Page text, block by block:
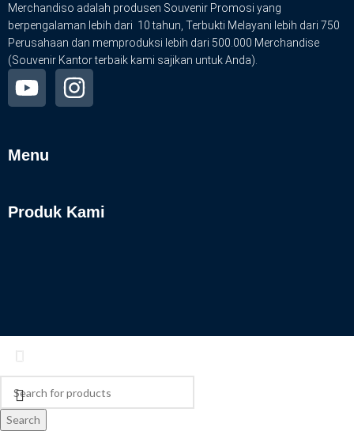
Merchandiso adalah produsen Souvenir Promosi yang
berpengalaman lebih dari 10 tahun, Terbukti Melayani lebih dari 750
Perusahaan dan memproduksi lebih dari 500.000 Merchandise
(Souvenir Kantor terbaik kami sajikan untuk Anda).
Menu
Produk Kami
Search